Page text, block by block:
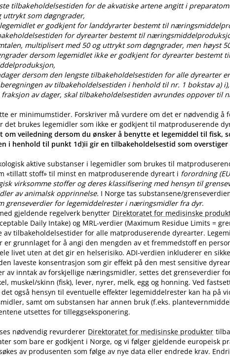
tilbakeholdelsestiden for de akvatiske artene angitt i
uttrykt som døgngrader,
er godkjent for landdyrarter bestemt til
for dyrearter bestemt til
multiplisert med 50 og uttrykt som døgngrader, men høyst
dersom legemidlet ikke er godkjent for dyrearter bestemt
dersom den lengste tilbakeholdelsestiden for alle dyrearter
av tilbakeholdelsestiden i henhold til nr. 1 bokstav a) i),
av dager, skal tilbakeholdelsestiden avrundes oppover til
er minimumstider. Forskriver må vurdere om det er nødvendig å
det brukes legemidler som ikke er godkjent til matproduserende
om veiledning dersom du ønsker å benytte et legemiddel til fisk,
i henhold til punkt 1d)ii gir en tilbakeholdelsestid som overstiger
aktive substanser i legemidler som brukes til
«tillatt stoff» til minst en matproduserende dyreart i forordning
virksomme stoffer og deres klassifisering med hensyn til
av animalsk opprinnelse. I Norge tas substansene​/​
grenseverdier for legemiddelrester i næringsmidler fra dyr.
gjeldende regelverk benytter Direktoratet for medisinske
Daily Intake) og MRL-verdier (Maximum Residue Limits =
av tilbakeholdelsestider for alle matproduserende dyrearter.
er grunnlaget for å angi den mengden av et fremmedstoff en
livet uten at det gir en helserisiko. ADI-verdien inkluderer en
laveste konsentrasjon som gir effekt på den mest sensitive
av inntak av forskjellige næringsmidler, settes det grenseverdier
muskel​/​skinn (fisk), lever, nyrer, melk, egg og honning. Ved
også hensyn til eventuelle effekter legemiddelrester kan ha på
samt om substansen har annen bruk (f.eks.
utsettes for tilleggseksponering.
nødvendig revurderer Direktoratet for medisinske produkter
som bare er godkjent i Norge, og vi følger gjeldende europeisk
av produsenten som følge av nye data eller endrede krav.